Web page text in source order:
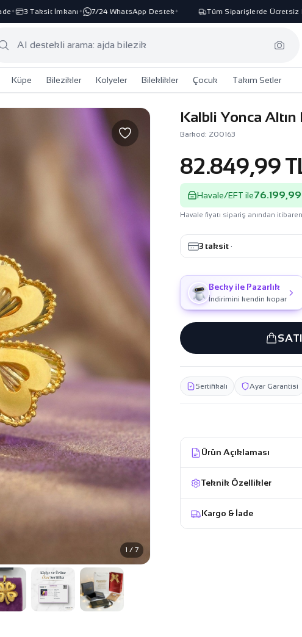
3 Taksit İmkanı✦ 7/24 WhatsApp Destek✦ Tüm Siparişlerde Ücretsiz
Küpe Bilezikler Kolyeler Bileklikler Çocuk Takım Setler
1 / 7
Kalbli Yonca
Barkod: Z00163
82.849,99
Havale/EFT ile76.199,99
Havale fiyatı sipariş anından
3 taksit ·
Becky ile Pazarlık
İndirimini kendin kopar
Sertifikalı Ayar Garantisi
Ürün Açıklaması
Teknik Özellikler
Kargo & İade